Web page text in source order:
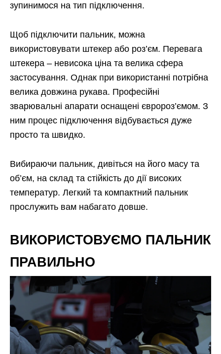
зупинимося на тип підключення.
Щоб підключити пальник, можна
використовувати штекер або роз’єм. Перевага
штекера – невисока ціна та велика сфера
застосування. Однак при використанні потрібна
велика довжина рукава. Професійні
зварювальні апарати оснащені євророз’ємом. З
ним процес підключення відбувається дуже
просто та швидко.
Вибираючи пальник, дивіться на його масу та
об’єм, на склад та стійкість до дії високих
температур. Легкий та компактний пальник
прослужить вам набагато довше.
ВИКОРИСТОВУЄМО ПАЛЬНИК
ПРАВИЛЬНО